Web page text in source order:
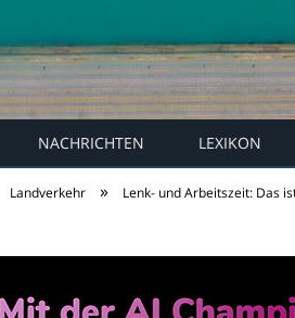
NACHRICHTEN LEXIKON
Landverkehr » Lenk- und Arbeitszeit: Das